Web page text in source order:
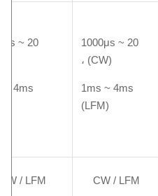
20 ~ 1000μs
(CW) ،
1ms ~ 4ms
(LFM)
~ 4ms
CW / LFM
/ LFM